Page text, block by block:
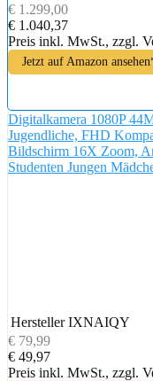
€ 1.299,00
€ 1.040,37
Preis inkl. MwSt., zzgl.
Jetzt auf Amazon
Digitalkamera 1080P
Jugendliche, FHD
Bildschirm 16X Zoom,
Studenten Jungen
Hersteller IXNAIQY
€ 79,99
€ 49,97
Preis inkl. MwSt., zzgl.